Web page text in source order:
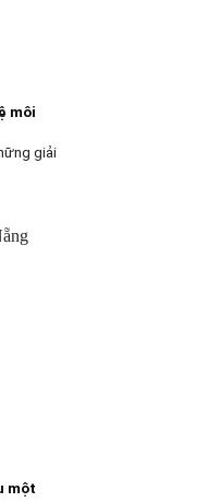
môi
giải
một